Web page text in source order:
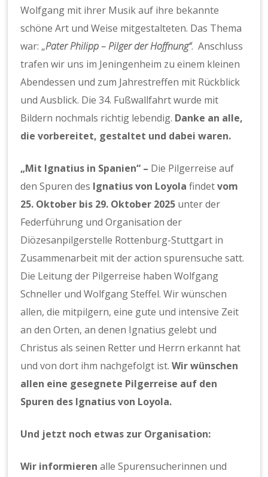
Wolfgang mit ihrer Musik auf ihre bekannte
schöne Art und Weise mitgestalteten. Das Thema
war: „Pater Philipp – Pilger der Hoffnung“. Anschluss
trafen wir uns im Jeningenheim zu einem kleinen
Abendessen und zum Jahrestreffen mit Rückblick
und Ausblick. Die 34. Fußwallfahrt wurde mit
Bildern nochmals richtig lebendig. Danke an alle,
die vorbereitet, gestaltet und dabei waren.
„Mit Ignatius in Spanien“ – Die Pilgerreise auf
den Spuren des Ignatius von Loyolafindetvom
25. Oktober bis 29. Oktober 2025 unter der
Federführung und Organisation der
Diözesanpilgerstelle Rottenburg-Stuttgart in
Zusammenarbeit mit der action spurensuche satt.
Die Leitung der Pilgerreise haben Wolfgang
Schneller und Wolfgang Steffel. Wir wünschen
allen, die mitpilgern, eine gute und intensive Zeit
an den Orten, an denen Ignatius gelebt und
Christus als seinen Retter und Herrn erkannt hat
und von dort ihm nachgefolgt ist.Wir wünschen
allen eine gesegnete Pilgerreise auf den
Spuren des Ignatius von Loyola.
Und jetzt noch etwas zur Organisation:
Wir informieren alle Spurensucherinnen und